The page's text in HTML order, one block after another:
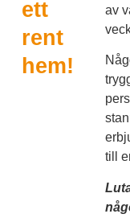
ett
rent
hem!
av
till